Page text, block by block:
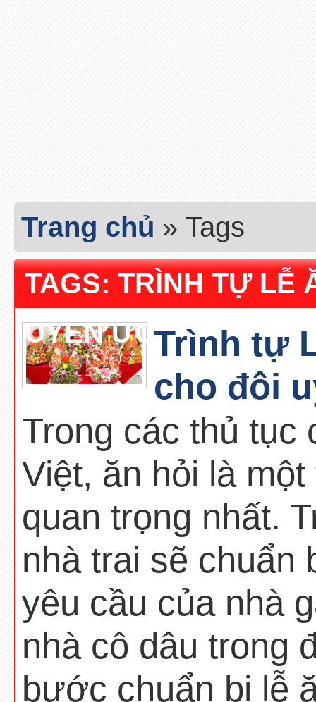
Trang chủ » Tags
TAGS: TRÌNH TỰ LỄ
UYÊN ƯƠNGTrình tự
cho đôi
Trong các thủ
Việt, ăn hỏi là
quan trọng nhất.
nhà trai sẽ chuẩn
yêu cầu của nhà
nhà cô dâu trong
bước chuẩn bị lễ